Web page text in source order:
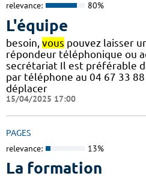
relevance: 80%
L'équipe
besoin, vous pouvez laisser
répondeur téléphonique ou
secrétariat Il est préférable
par téléphone au 04 67 33
déplacer
15/04/2025 17:00
PAGES
relevance: 13%
La formation